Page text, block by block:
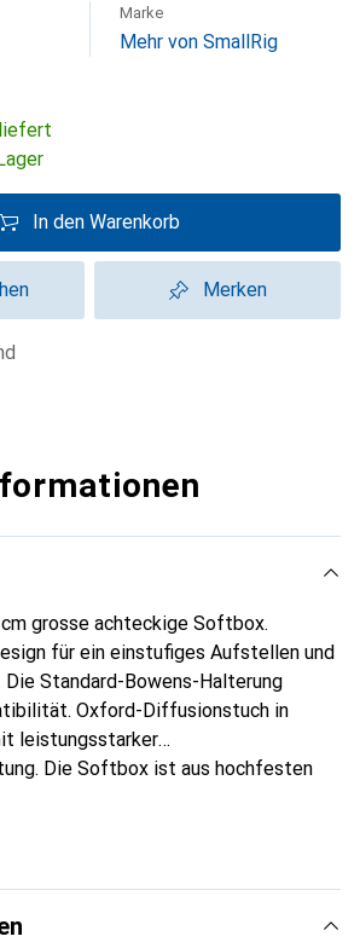
Marke
Mehr von SmallRig
In den Warenkorb
Merken
grosse achteckige Softbox.
für ein einstufiges Aufstellen und
Die Standard-Bowens-Halterung
Oxford-Diffusionstuch in
leistungsstarker
Die Softbox ist aus hochfesten
Diffusionstücher, ein Wabengitter und